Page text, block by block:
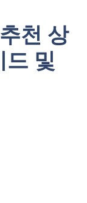
천 상
및